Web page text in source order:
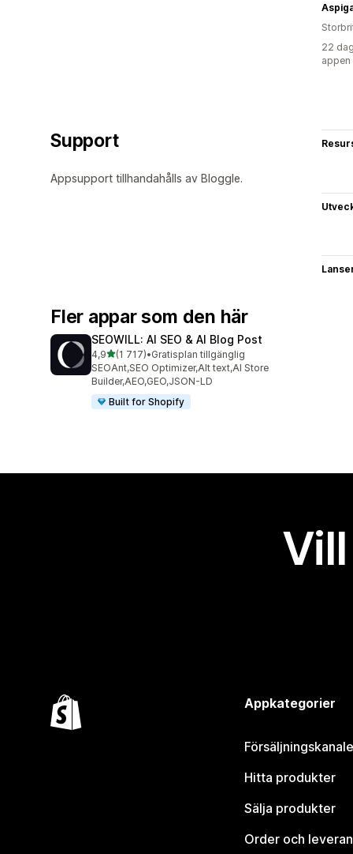
22
appen
Support
Appsupport tillhandahålls av Bloggle.
Fler appar som den här
SEOWILL: AI SEO & AI Blog Post
4,9av 5 stjärnor
(1 717)
1717 recensioner totalt
•Gratisplan tillgänglig
SEOAnt,SEO Optimizer,Alt text,AI Store
Builder,AEO,GEO,JSON-LD
Built for Shopify
Appkategorier
Hitta produkter
Sälja produkter
Order och